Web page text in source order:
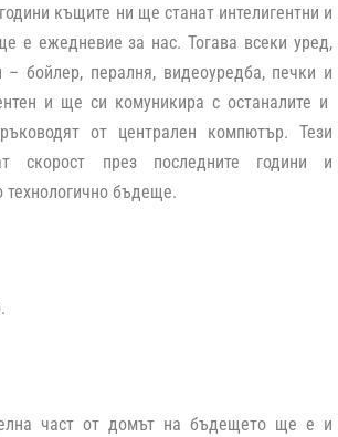
къщите ни ще станат интелигентни и
е ежедневие за нас. Тогава всеки уред,
бойлер, пералня, видеоуредба, печки и
и ще си комуникира с останалите и
от централен компютър. Тези
скорост през последните години и
технологично бъдеще.
част от домът на бъдещето ще е и